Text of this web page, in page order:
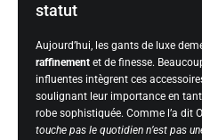
statut
Aujourd’hui, les gants de luxe
raffinement et de finesse.
influentes intègrent ces
soulignant leur importance en tant
robe sophistiquée. Comme l’a dit
touche pas le quotidien n’est pas